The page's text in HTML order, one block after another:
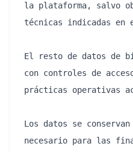
la plataforma, salvo
técnicas indicadas
El resto de datos de
con controles de
prácticas operativas
Los datos se
necesario para las